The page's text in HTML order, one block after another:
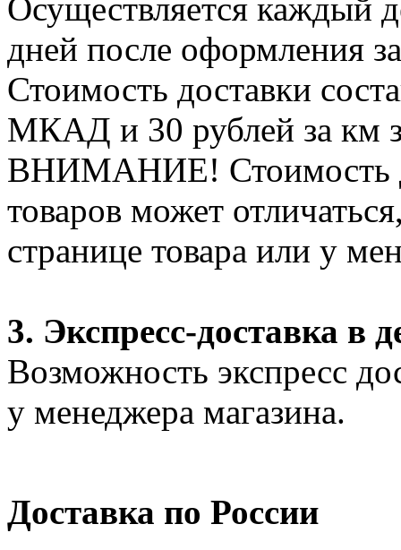
Осуществляется каждый
дней после оформления
Стоимость доставки
МКАД и 30 рублей за км
ВНИМАНИЕ! Стоимость
товаров может
странице товара или у
3. Экспресс-доставка в
Возможность экспресс
у менеджера магазина.
Доставка по России